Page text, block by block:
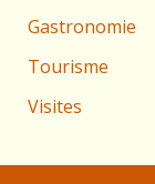
Gastronomie
Tourisme
Visites